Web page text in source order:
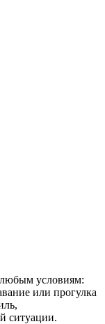
любым условиям:
или прогулка
ситуации.